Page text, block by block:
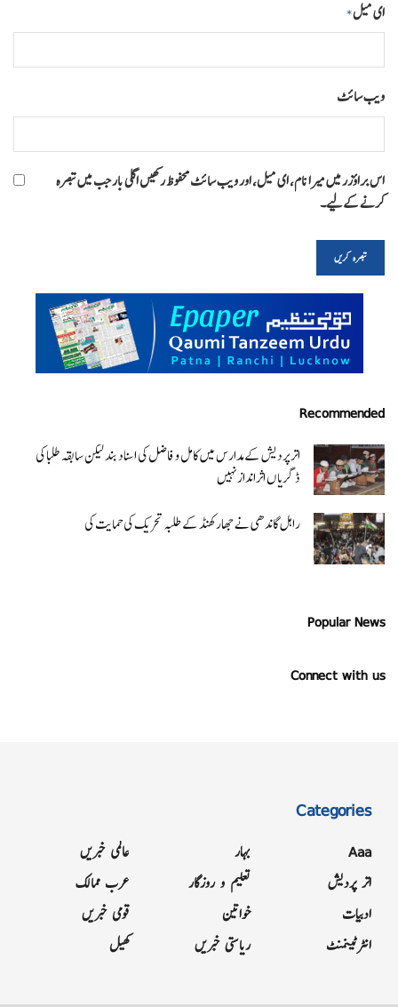
ای میل*
ویب‌ سائٹ
اس براؤزر میں میرا نام، ای میل، اور ویب سائٹ محفوظ رکھیں اگلی بار جب میں تبصرہ
کرنے کےلیے۔
Recommended
اتر پردیش کےمدارس میں کامل و فاضل کی اسناد بند لیکن سابقہ طلبا کی
ڈگریا ں اثرانداز نہیں
راہل گاندھی نے جھارکھنڈ کے طلبہ تحریک کی حمایت کی
Popular News
Connect with us
Categories
Aaa
اتر پردیش
ادبیات
انٹرٹینمنٹ
بہار
تعلیم و روزگار
خواتین
ریاستی خبریں
عالمی خبریں
عرب ممالک
قومی خبریں
کھیل